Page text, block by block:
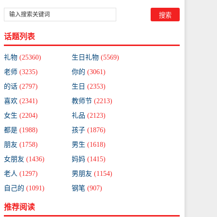
话题列表
礼物 (25360) 生日礼物 (5569)
老师 (3235) 你的 (3061)
的话 (2797) 生日 (2353)
喜欢 (2341) 教师节 (2213)
女生 (2204) 礼品 (2123)
都是 (1988) 孩子 (1876)
朋友 (1758) 男生 (1618)
女朋友 (1436) 妈妈 (1415)
老人 (1297) 男朋友 (1154)
自己的 (1091) 钢笔 (907)
推荐阅读